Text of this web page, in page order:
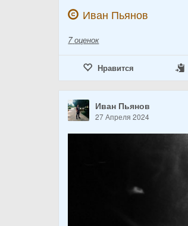
Иван Пьянов
7 оценок
Нравится
Иван Пьянов
27 Апреля 2024